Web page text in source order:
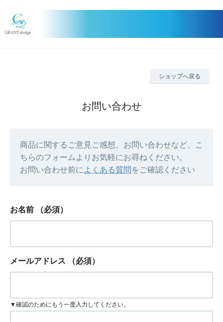
ショップへ戻る
お問い合わせ
商品に関するご意見ご感想、お問い合わせなど、こ
ちらのフォームよりお気軽にお尋ねください。
お問い合わせ前に よくある質問 をご確認ください
お名前 （必須）
メールアドレス （必須）
▼確認のためにもう一度入力してください。